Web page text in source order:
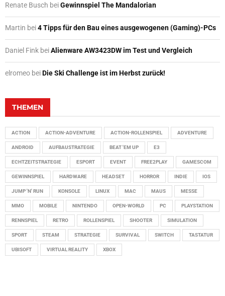
Renate Busch beiGewinnspiel The Mandalorian
Martin bei4 Tipps für den Bau eines ausgewogenen (Gaming)-PCs
Daniel Fink beiAlienware AW3423DW im Test und Vergleich
elromeo beiDie Ski Challenge ist im Herbst zurück!
THEMEN
ACTION ACTION-ADVENTURE ACTION-ROLLENSPIEL ADVENTURE
ANDROID AUFBAUSTRATEGIE BEAT 'EM UP E3
ECHTZEITSTRATEGIE ESPORT EVENT FREE2PLAY GAMESCOM
GEWINNSPIEL HARDWARE HEADSET HORROR INDIE IOS
JUMP 'N' RUN KONSOLE LINUX MAC MAUS MESSE
MMO MOBILE NINTENDO OPEN-WORLD PC PLAYSTATION
RENNSPIEL RETRO ROLLENSPIEL SHOOTER SIMULATION
SPORT STEAM STRATEGIE SURVIVAL SWITCH TASTATUR
UBISOFT VIRTUAL REALITY XBOX